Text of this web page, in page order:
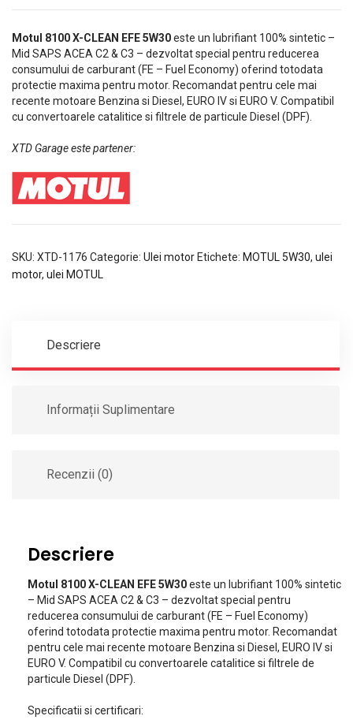
Motul 8100 X-CLEAN EFE 5W30este un lubrifiant 100% sintetic –
Mid SAPS ACEA C2 & C3 – dezvoltat special pentru reducerea
consumului de carburant (FE – Fuel Economy) oferind totodata
protectie maxima pentru motor. Recomandat pentru cele mai
recente motoare Benzina si Diesel, EURO IV si EURO V. Compatibil
cu convertoarele catalitice si filtrele de particule Diesel (DPF).
XTD Garage este partener:
SKU: XTD-1176 Categorie: Ulei motor Etichete: MOTUL 5W30, ulei
motor, ulei MOTUL
Descriere
Informații Suplimentare
Recenzii (0)
Descriere
Motul 8100 X-CLEAN EFE 5W30este un lubrifiant 100% sintetic
– Mid SAPS ACEA C2 & C3 – dezvoltat special pentru
reducerea consumului de carburant (FE – Fuel Economy)
oferind totodata protectie maxima pentru motor. Recomandat
pentru cele mai recente motoare Benzina si Diesel, EURO IV si
EURO V. Compatibil cu convertoarele catalitice si filtrele de
particule Diesel (DPF).
Specificatii si certificari: